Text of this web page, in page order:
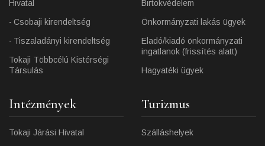
Hivatal
Csobaji kirendeltség
Tiszaladányi kirendeltség
Tokaji Többcélú Kistérségi
Társulás
Birtokvédelem
Önkormányzati lakás ügyek
Eladó/kiadó önkormányzati
ingatlanok (frissítés alatt)
Hagyatéki ügyek
Intézmények
Tokaji Járási Hivatal
Turizmus
Szálláshelyek